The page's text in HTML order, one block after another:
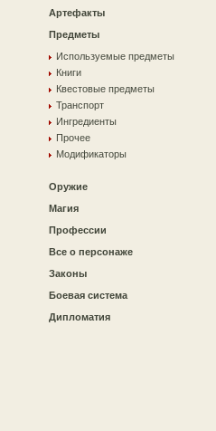
Артефакты
Предметы
Используемые предметы
Книги
Квестовые предметы
Транспорт
Ингредиенты
Прочее
Модификаторы
Оружие
Магия
Профессии
Все о персонаже
Законы
Боевая система
Дипломатия